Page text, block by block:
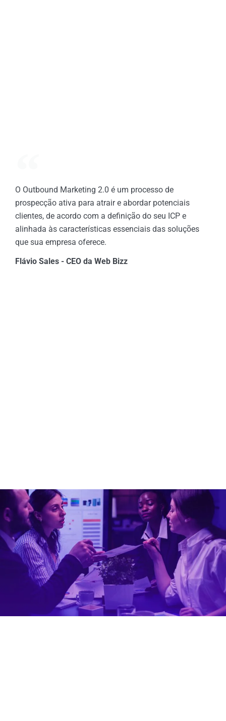
O Outbound Marketing 2.0 é um processo de
prospecção ativa para atrair e abordar potenciais
clientes, de acordo com a definição do seu ICP e
alinhada às características essenciais das soluções
que sua empresa oferece.
Flávio Sales - CEO da Web Bizz